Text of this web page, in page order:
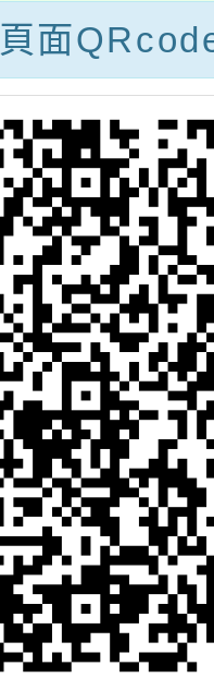
位於
日前
各區
合資
拔，
頁面